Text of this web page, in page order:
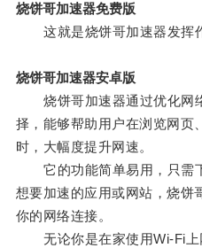
烧饼哥加速器免费版
这就是烧饼哥加速器发挥作
烧饼哥加速器安卓版
烧饼哥加速器通过优化网
择，能够帮助用户在浏览网页
时，大幅度提升网速。
它的功能简单易用，只需
想要加速的应用或网站，烧饼
你的网络连接。
无论你是在家使用Wi-Fi上